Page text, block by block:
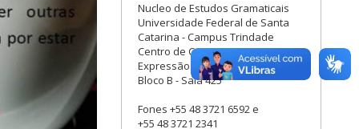
Nucleo de Estudos Gramaticais
Universidade Federal de Santa
Catarina - Campus Trindade
Centro de Comunicação e
Expressão
Bloco B - Sala 425
Fones +55 48 3721 6592 e
+55 48 3721 2341